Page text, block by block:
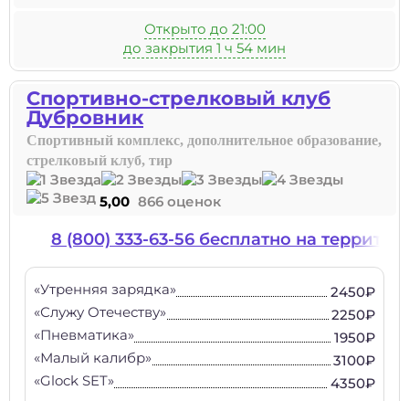
Открыто до 21:00
до закрытия 1 ч 54 мин
Спортивно-стрелковый клуб
Дубровник
Спортивный комплекс, дополнительное образование,
стрелковый клуб, тир
5,00 866 оценок
8 (800) 333-63-56 бесплатно на
«Утренняя зарядка»
2450₽
«Служу Отечеству»
2250₽
«Пневматика»
1950₽
«Малый калибр»
3100₽
«Glock SET»
4350₽